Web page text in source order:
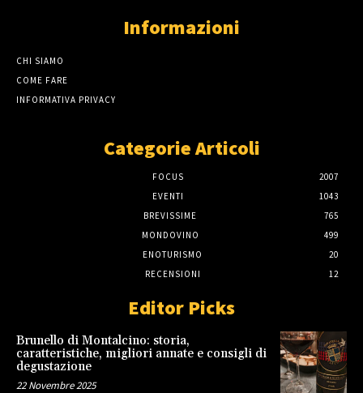
Informazioni
CHI SIAMO
COME FARE
INFORMATIVA PRIVACY
Categorie Articoli
FOCUS
2007
EVENTI
1043
BREVISSIME
765
MONDOVINO
499
ENOTURISMO
20
RECENSIONI
12
Editor Picks
Brunello di Montalcino: storia,
caratteristiche, migliori annate e consigli di
degustazione
22 Novembre 2025